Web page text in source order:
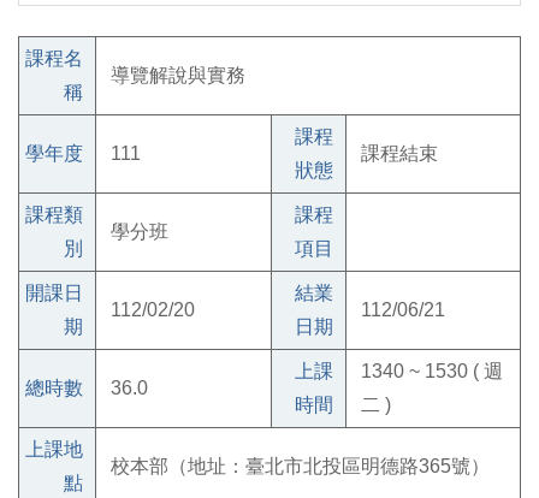
課程名
稱
導覽解說與實務
學年度 111
課程
狀態
課程結束
課程類
別
學分班
課程
項目
開課日
期
112/02/20
結業
日期
112/06/21
總時數 36.0
上課
時間
1340 ~ 1530 ( 週
二 )
上課地
點
校本部（地址：臺北市北投區明德路365號）